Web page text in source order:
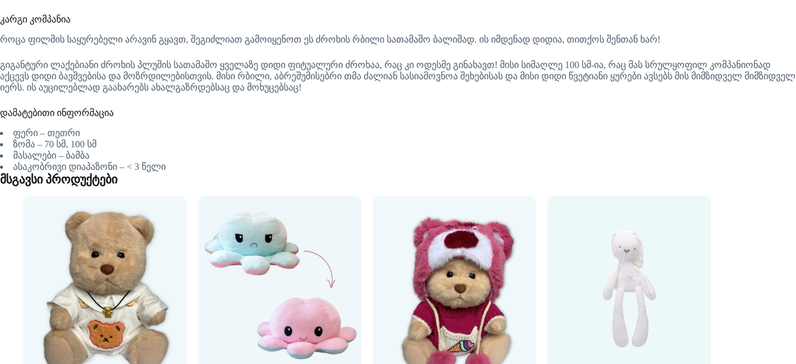
კარგი კომპანია
როცა ფილმის საყურებელი არავინ გყავთ, შეგიძლიათ გამოიყენოთ ეს ძროხის რბილი სათამაშო ბალიშად. ის იმდენად დიდია, თითქოს შენთან ხარ!
გიგანტური ლაქებიანი ძროხის პლუშის სათამაშო ყველაზე დიდი ფიტუალური ძროხაა, რაც კი ოდესმე გინახავთ! მისი სიმაღლე 100 სმ-ია, რაც მას სრულყოფილ კომპანიონად
აქცევს დიდი ბავშვებისა და მოზრდილებისთვის. მისი რბილი, აბრეშუმისებრი თმა ძალიან სასიამოვნოა შეხებისას და მისი დიდი წვეტიანი ყურები ავსებს მის მიმზიდველ მიმზიდველ
იერს. ის აუცილებლად გაახარებს ახალგაზრდებსაც და მოხუცებსაც!
დამატებითი ინფორმაცია
ფერი – თეთრი
ზომა – 70 სმ, 100 სმ
მასალები – ბამბა
ასაკობრივი დიაპაზონი – < 3 წელი
მსგავსი პროდუქტები